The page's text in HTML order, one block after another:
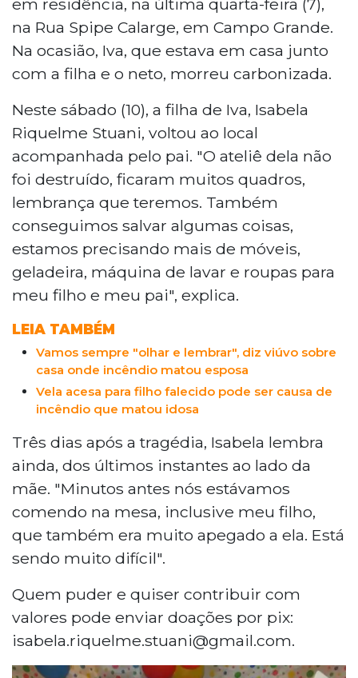
na Rua Spipe Calarge, em Campo Grande.
Na ocasião, Iva, que estava em casa junto
com a filha e o neto, morreu carbonizada.
Neste sábado (10), a filha de Iva, Isabela
Riquelme Stuani, voltou ao local
acompanhada pelo pai. "O ateliê dela não
foi destruído, ficaram muitos quadros,
lembrança que teremos. Também
conseguimos salvar algumas coisas,
estamos precisando mais de móveis,
geladeira, máquina de lavar e roupas para
meu filho e meu pai", explica.
LEIA TAMBÉM
Vamos sempre "olhar e lembrar", diz viúvo sobre
casa onde incêndio matou esposa
Vela acesa para filho falecido pode ser causa de
incêndio que matou idosa
Três dias após a tragédia, Isabela lembra
ainda, dos últimos instantes ao lado da
mãe. "Minutos antes nós estávamos
comendo na mesa, inclusive meu filho,
que também era muito apegado a ela. Está
sendo muito difícil".
Quem puder e quiser contribuir com
valores pode enviar doações por pix:
isabela.riquelme.stuani@gmail.com.